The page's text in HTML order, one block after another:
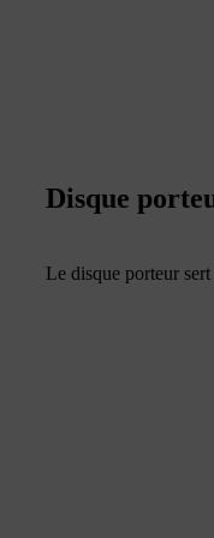
Disque
Le disque porteur